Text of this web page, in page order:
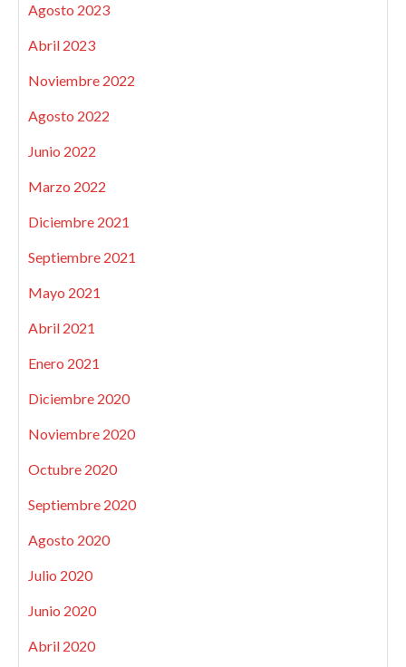
Agosto 2023
Abril 2023
Noviembre 2022
Agosto 2022
Junio 2022
Marzo 2022
Diciembre 2021
Septiembre 2021
Mayo 2021
Abril 2021
Enero 2021
Diciembre 2020
Noviembre 2020
Octubre 2020
Septiembre 2020
Agosto 2020
Julio 2020
Junio 2020
Abril 2020